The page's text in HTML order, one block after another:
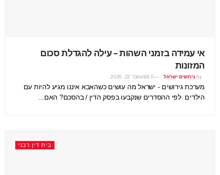
אי עמידה בזמני השהות – עילה להגדלת סכום
המזונות
by גירושים ישראל ספטמבר 22, 2020
מערכת גירושים - ישראל מה עושים כשהאבא איננו מגיע להיות עם
הילדים לפי ההסדרים שנקבעו בפסק הדין / בהסכם? האם...
בית דין רבני